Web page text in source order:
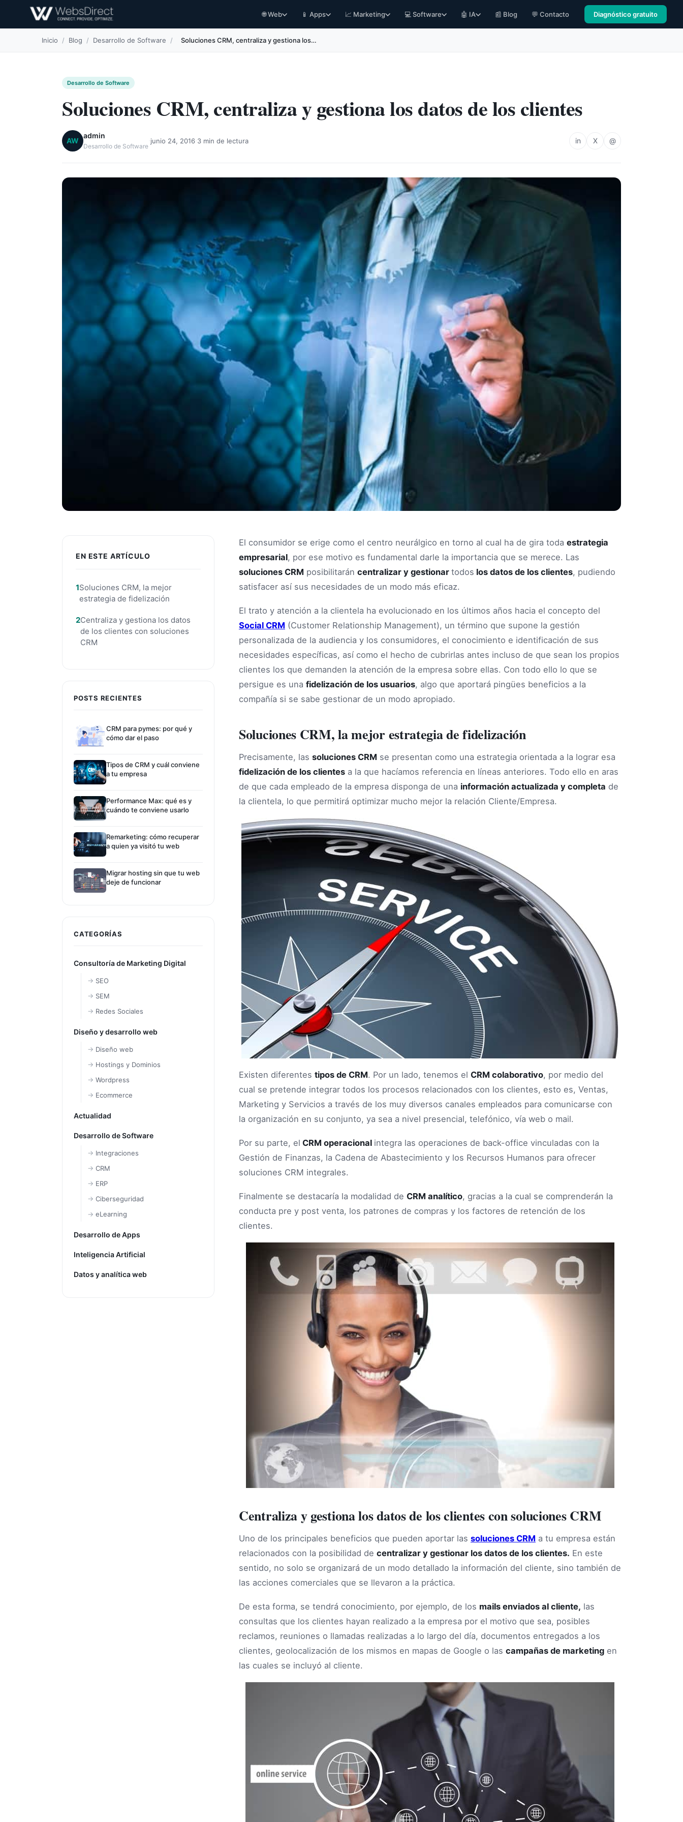
🌐 Web 📱 Apps 📈 Marketing 💻 Software 🤖 IA 📰 Blog 💬 Contacto Diagnóstico gratuito
Inicio / Blog / Desarrollo de Software / Soluciones CRM, centraliza y gestiona los…
Desarrollo de Software
Soluciones CRM, centraliza y gestiona los datos de los clientes
AW
admin
Desarrollo de Software
junio 24, 2016 3 min de lectura in X @
EN ESTE ARTÍCULO
Soluciones CRM, la mejor
estrategia de fidelización
Centraliza y gestiona los datos
de los clientes con soluciones
CRM
POSTS RECIENTES
CRM para pymes: por qué y
cómo dar el paso
Tipos de CRM y cuál conviene
a tu empresa
Performance Max: qué es y
cuándo te conviene usarlo
Remarketing: cómo recuperar
a quien ya visitó tu web
Migrar hosting sin que tu web
deje de funcionar
CATEGORÍAS
Consultoría de Marketing Digital
SEO
SEM
Redes Sociales
Diseño y desarrollo web
Diseño web
Hostings y Dominios
Wordpress
Ecommerce
Actualidad
Desarrollo de Software
Integraciones
CRM
ERP
Ciberseguridad
eLearning
Desarrollo de Apps
Inteligencia Artificial
Datos y analítica web
El consumidor se erige como el centro neurálgico en torno al cual ha de gira toda estrategia
empresarial, por ese motivo es fundamental darle la importancia que se merece. Las
soluciones CRM posibilitarán centralizar y gestionar todos los datos de los clientes, pudiendo
satisfacer así sus necesidades de un modo más eficaz.
El trato y atención a la clientela ha evolucionado en los últimos años hacia el concepto del
Social CRM (Customer Relationship Management), un término que supone la gestión
personalizada de la audiencia y los consumidores, el conocimiento e identificación de sus
necesidades específicas, así como el hecho de cubrirlas antes incluso de que sean los propios
clientes los que demanden la atención de la empresa sobre ellas. Con todo ello lo que se
persigue es una fidelización de los usuarios, algo que aportará pingües beneficios a la
compañía si se sabe gestionar de un modo apropiado.
Soluciones CRM, la mejor estrategia de fidelización
Precisamente, las soluciones CRM se presentan como una estrategia orientada a la lograr esa
fidelización de los clientes a la que hacíamos referencia en líneas anteriores. Todo ello en aras
de que cada empleado de la empresa disponga de una información actualizada y completa de
la clientela, lo que permitirá optimizar mucho mejor la relación Cliente/Empresa.
Existen diferentes tipos de CRM. Por un lado, tenemos el CRM colaborativo, por medio del
cual se pretende integrar todos los procesos relacionados con los clientes, esto es, Ventas,
Marketing y Servicios a través de los muy diversos canales empleados para comunicarse con
la organización en su conjunto, ya sea a nivel presencial, telefónico, vía web o mail.
Por su parte, el CRM operacional integra las operaciones de back-office vinculadas con la
Gestión de Finanzas, la Cadena de Abastecimiento y los Recursos Humanos para ofrecer
soluciones CRM integrales.
Finalmente se destacaría la modalidad de CRM analítico, gracias a la cual se comprenderán la
conducta pre y post venta, los patrones de compras y los factores de retención de los
clientes.
Centraliza y gestiona los datos de los clientes con soluciones CRM
Uno de los principales beneficios que pueden aportar las soluciones CRM a tu empresa están
relacionados con la posibilidad de centralizar y gestionar los datos de los clientes. En este
sentido, no solo se organizará de un modo detallado la información del cliente, sino también de
las acciones comerciales que se llevaron a la práctica.
De esta forma, se tendrá conocimiento, por ejemplo, de los mails enviados al cliente, las
consultas que los clientes hayan realizado a la empresa por el motivo que sea, posibles
reclamos, reuniones o llamadas realizadas a lo largo del día, documentos entregados a los
clientes, geolocalización de los mismos en mapas de Google o las campañas de marketing en
las cuales se incluyó al cliente.